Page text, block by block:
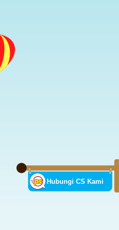
Hubungi CS Kami